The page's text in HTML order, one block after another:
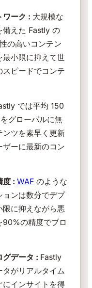
ワーク : 大規模な
備えた Fastly の
の高いコンテン
最小限に抑えて世
ピードでコンテ
では平均 150
グローバルに無
ツを素早く更新
ザーに最新のコン
度 : WAF のような
ョンは数分でデプ
限に抑えながら悪
90%の精度でブロ
グデータ : Fastly
がリアルタイム
にインサイトを得